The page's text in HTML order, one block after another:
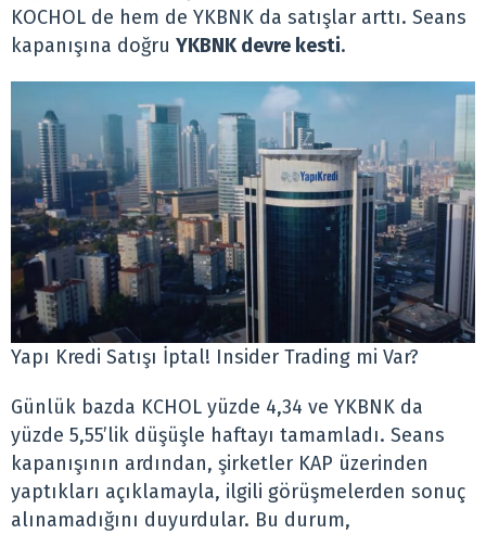
KOCHOL de hem de YKBNK da satışlar arttı. Seans
kapanışına doğru YKBNK devre kesti.
Yapı Kredi Satışı İptal! Insider Trading mi Var?
Günlük bazda KCHOL yüzde 4,34 ve YKBNK da
yüzde 5,55’lik düşüşle haftayı tamamladı. Seans
kapanışının ardından, şirketler KAP üzerinden
yaptıkları açıklamayla, ilgili görüşmelerden sonuç
alınamadığını duyurdular. Bu durum,